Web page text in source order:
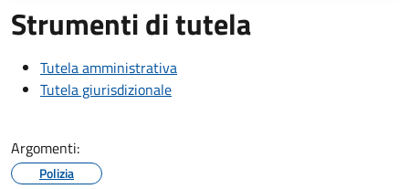
Strumenti di tutela
Tutela amministrativa
Tutela giurisdizionale
Argomenti:
Polizia